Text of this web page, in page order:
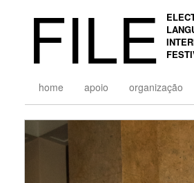
FILE
home apoio organização